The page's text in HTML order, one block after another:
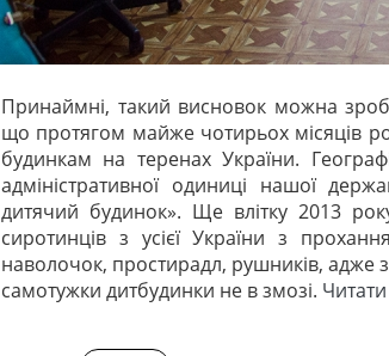
Принаймні, такий висновок можна
що протягом майже чотирьох місяців
будинкам на теренах України.
адміністративної одиниці нашої
дитячий будинок». Ще влітку 2013
сиротинців з усієї України з
наволочок, простирадл, рушників, адже
самотужки дитбудинки не в змозі. Читати